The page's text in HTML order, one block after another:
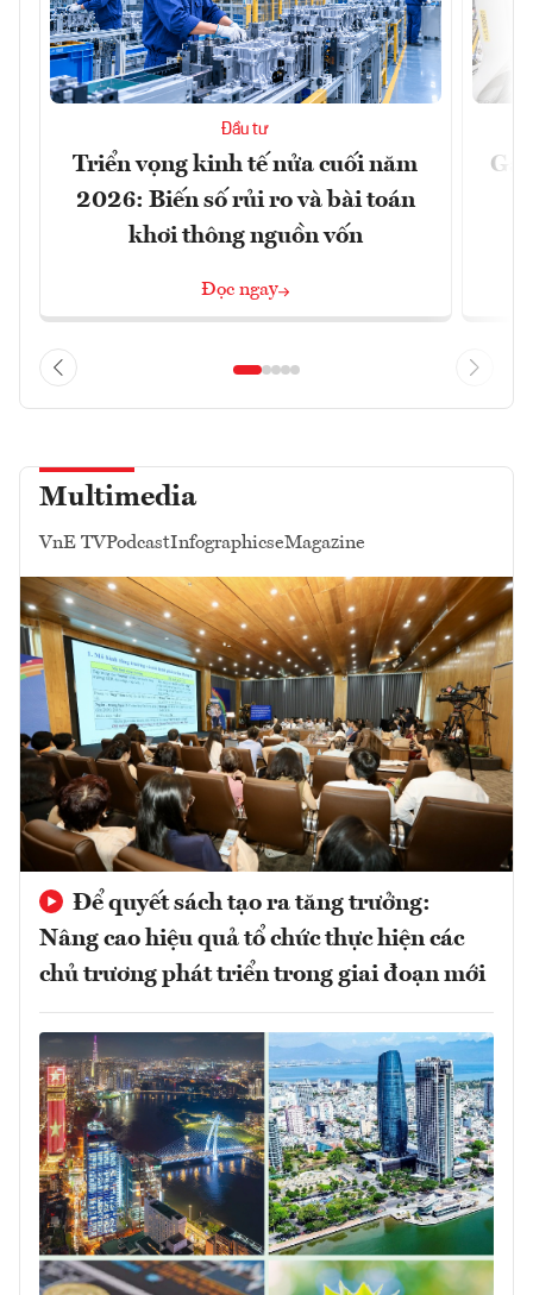
Đầu tư
Triển vọng kinh tế nửa cuối năm
2026: Biến số rủi ro và bài toán
khơi thông nguồn vốn
Đọc ngay
Multimedia
VnE TVPodcastInfographicseMagazine
Để quyết sách tạo ra tăng trưởng:
Nâng cao hiệu quả tổ chức thực hiện các
chủ trương phát triển trong giai đoạn mới